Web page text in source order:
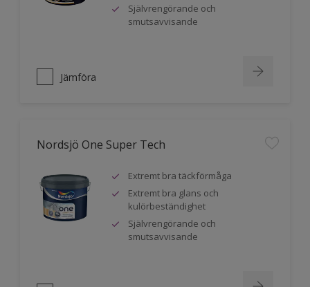
Självrengörande och
smutsavvisande
Jämföra
Nordsjö One Super Tech
Extremt bra täckförmåga
Extremt bra glans och
kulörbeständighet
Självrengörande och
smutsavvisande